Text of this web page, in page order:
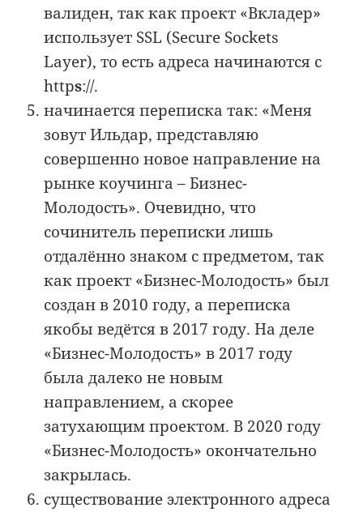
валиден, так как проект «Вкладер»
использует SSL (Secure Sockets
Layer), то есть адреса начинаются с
https://.
начинается переписка так: «Меня
зовут Ильдар, представляю
совершенно новое направление на
рынке коучинга – Бизнес-
Молодость». Очевидно, что
сочинитель переписки лишь
отдалённо знаком с предметом, так
как проект «Бизнес-Молодость» был
создан в 2010 году, а переписка
якобы ведётся в 2017 году. На деле
«Бизнес-Молодость» в 2017 году
была далеко не новым
направлением, а скорее
затухающим проектом. В 2020 году
«Бизнес-Молодость» окончательно
закрылась.
существование электронного адреса